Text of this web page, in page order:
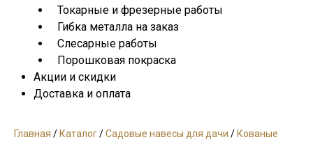
Токарные и фрезерные работы
Гибка металла на заказ
Слесарные работы
Порошковая покраска
Акции и скидки
Доставка и оплата
Главная /Каталог/Садовые навесы для дачи /Кованые